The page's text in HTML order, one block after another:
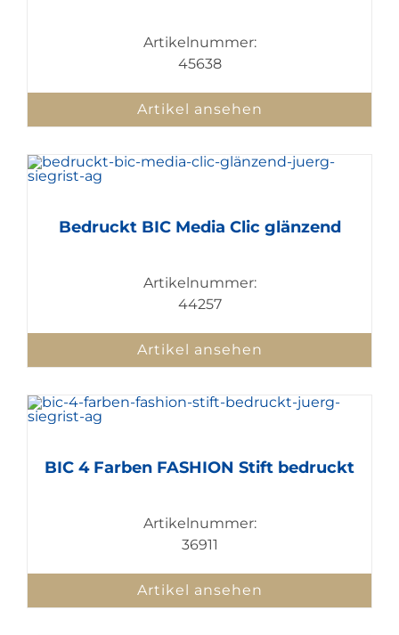
Artikelnummer:
45638
Artikel ansehen
Bedruckt BIC Media Clic glänzend
Artikelnummer:
44257
Artikel ansehen
BIC 4 Farben FASHION Stift bedruckt
Artikelnummer:
36911
Artikel ansehen